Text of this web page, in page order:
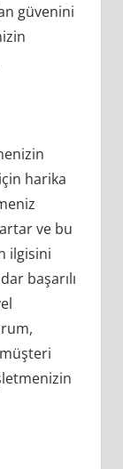
güvenini
harika
ve bu
ilgisini
başarılı